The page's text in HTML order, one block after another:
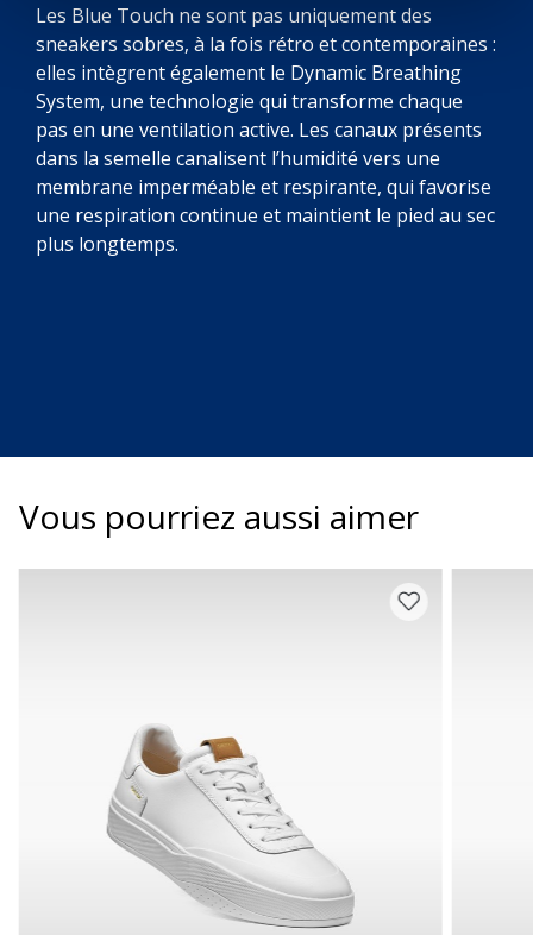
Les Blue Touch ne sont pas uniquement des
sneakers sobres, à la fois rétro et contemporaines :
elles intègrent également le Dynamic Breathing
System, une technologie qui transforme chaque
pas en une ventilation active. Les canaux présents
dans la semelle canalisent l’humidité vers une
membrane imperméable et respirante, qui favorise
une respiration continue et maintient le pied au sec
plus longtemps.
Vous pourriez aussi aimer